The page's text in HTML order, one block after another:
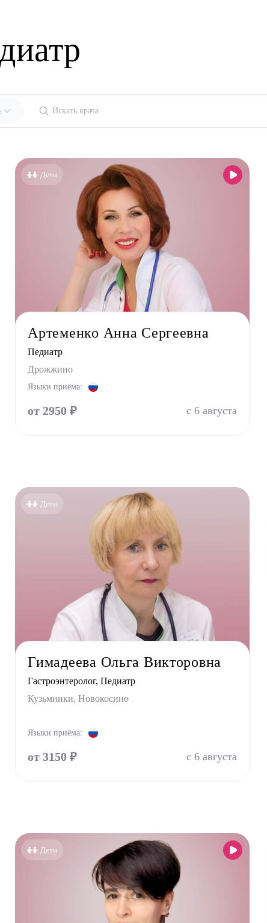
иммунолог
терапевт
(лор)
Дети
Артеменко Анна Сергеевна
Педиатр
Дрожжино
Языки приёма:
от 2950 ₽ с 6 августа
Дети
Гимадеева Ольга Викторовна
Гастроэнтеролог, Педиатр
Кузьминки, Новокосино
Языки приёма:
от 3150 ₽ с 6 августа
Дети